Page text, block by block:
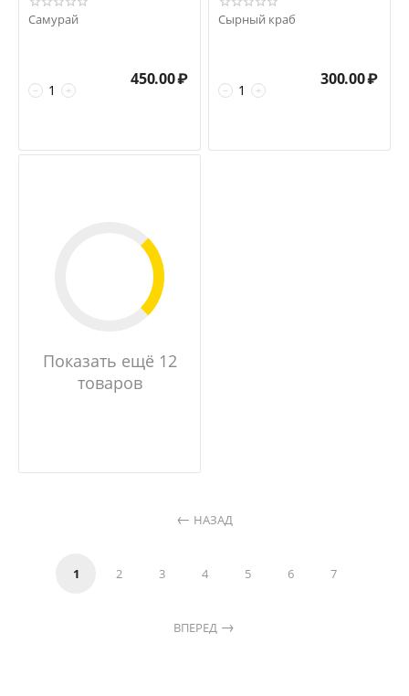
Самурай
+
−
450.00₽
Сырный краб
+
−
300.00₽
Показать ещё 12
товаров
НАЗАД
1 2 3 4 5 6 7
ВПЕРЕД